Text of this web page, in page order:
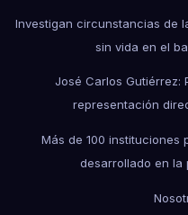
Investigan circunstancias de
sin vida en el
José Carlos Gutiérrez:
representación
Más de 100 instituciones
desarrollado en la